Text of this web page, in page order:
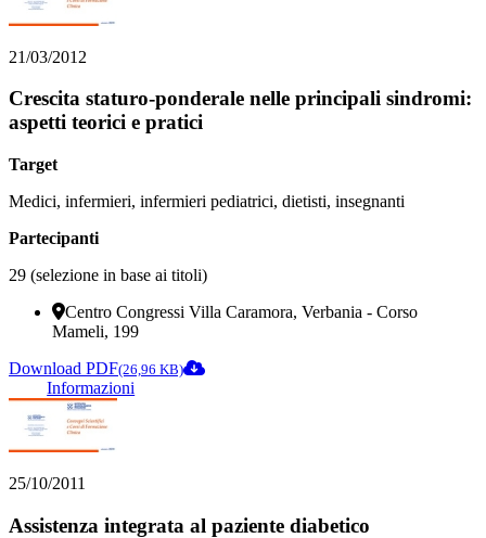
21/03/2012
Crescita staturo-ponderale nelle principali sindromi:
aspetti teorici e pratici
Target
Medici, infermieri, infermieri pediatrici, dietisti, insegnanti
Partecipanti
29 (selezione in base ai titoli)
Centro Congressi Villa Caramora, Verbania - Corso
Mameli, 199
Download PDF(26,96 KB)
Informazioni
25/10/2011
Assistenza integrata al paziente diabetico